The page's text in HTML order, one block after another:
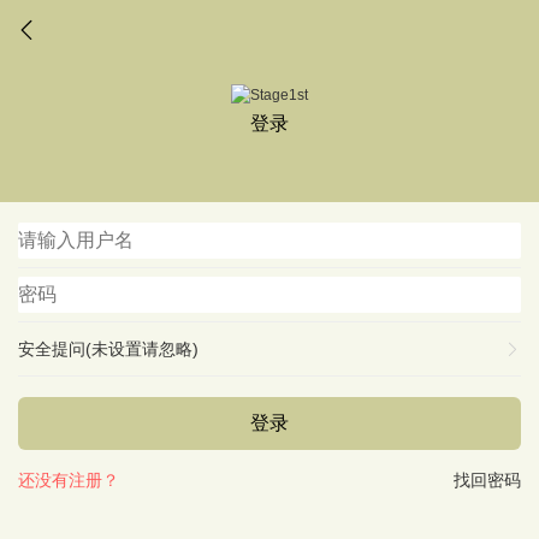
登录
安全提问(未设置请忽略)
登录
找回密码
还没有注册？